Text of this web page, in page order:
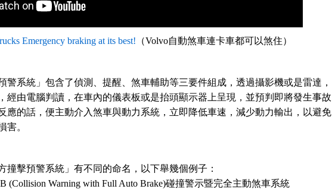
Emergency braking at its best! （Volvo自動煞車連卡車都可以煞住）
警系統」包含了偵測、提醒、煞車輔助等三要件組成，透過攝影機或是雷達，
經由電腦判讀，在車內的儀表板或是抬頭顯示器上呈現，並預判即將發生事故
應的話，便主動介入煞車與動力系統，立即降低車速，減少動力輸出，以避免
害。
撞擊預警系統」有不同的命名，以下舉幾個例子：
(Collision Warning with Full Auto Brake)碰撞警示暨完全主動煞車系統